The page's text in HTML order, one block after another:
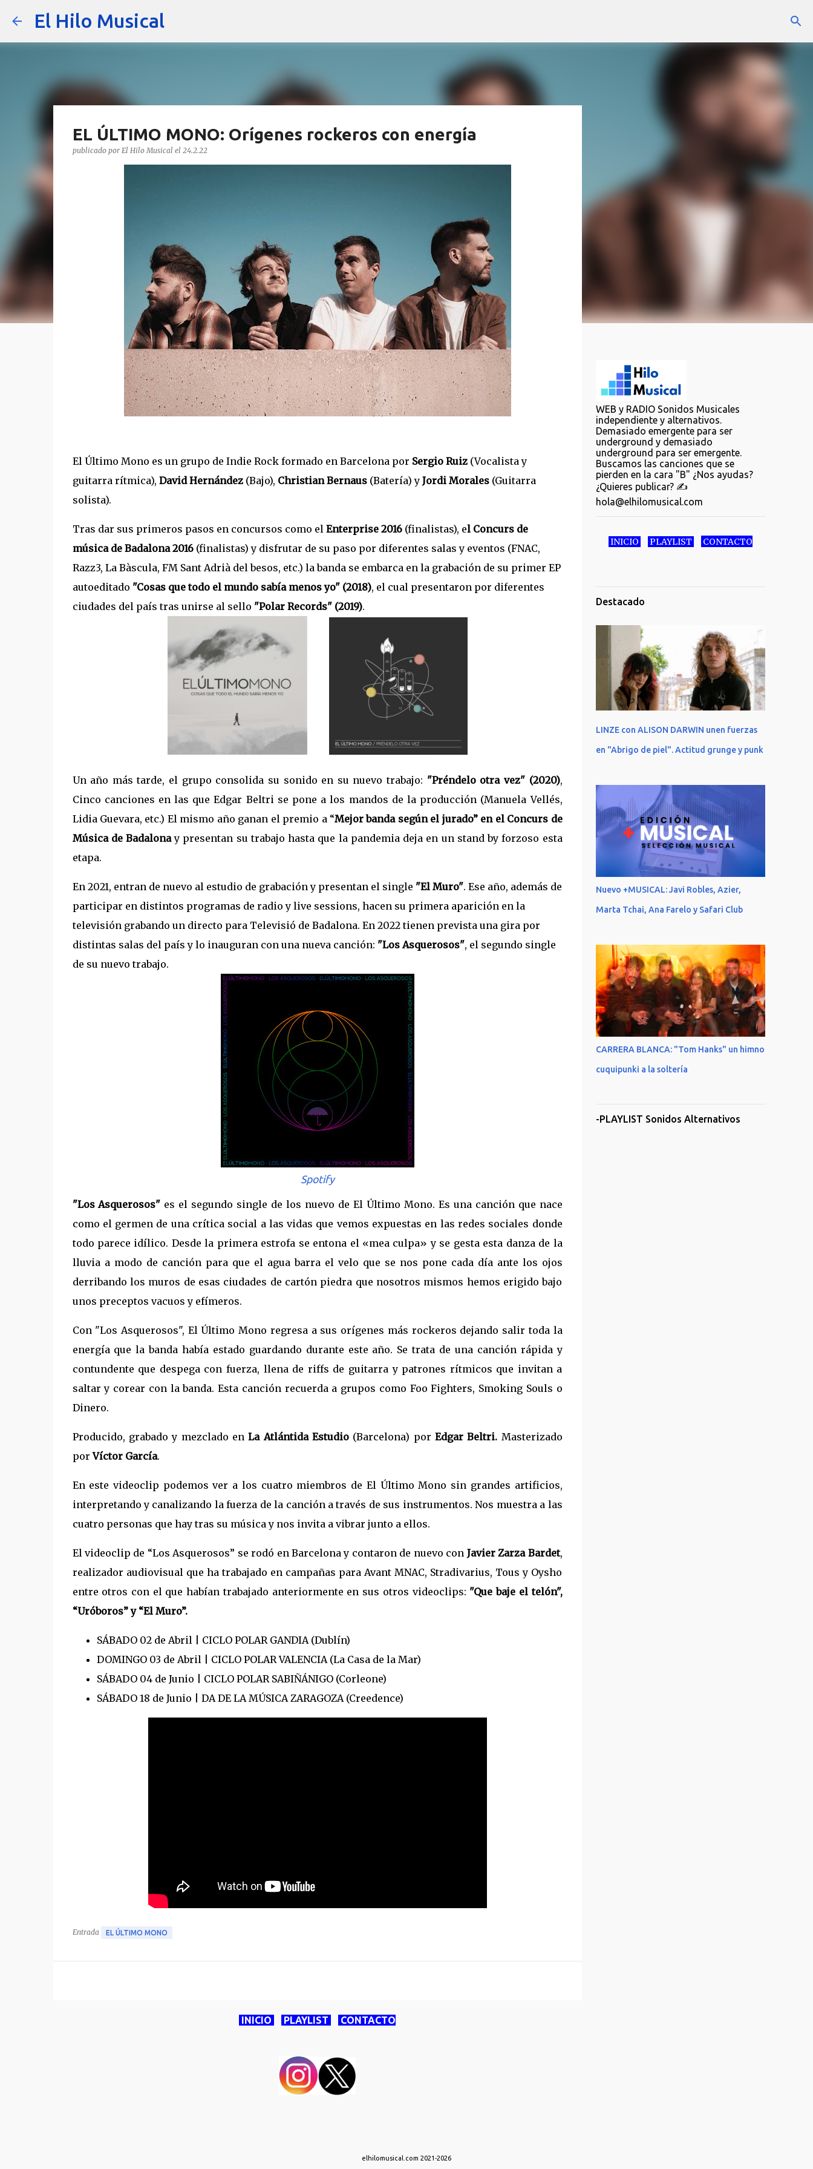
El Hilo Musical
EL ÚLTIMO MONO: Orígenes rockeros con energía
publicado por El Hilo Musical el 24.2.22
El Último Mono es un grupo de Indie Rock formado en Barcelona por Sergio Ruiz (Vocalista y
guitarra rítmica), David Hernández(Bajo), Christian Bernaus(Batería) y Jordi Morales(Guitarra
solista).
Tras dar sus primeros pasos en concursos como el Enterprise 2016(finalistas), el Concurs de
música de Badalona 2016(finalistas) y disfrutar de su paso por diferentes salas y eventos (FNAC,
Razz3, La Bàscula, FM Sant Adrià del besos, etc.) la banda se embarca en la grabación de su primer EP
autoeditado "Cosas que todo el mundo sabía menos yo" (2018), el cual presentaron por diferentes
ciudades del país tras unirse al sello "Polar Records" (2019).
Un año más tarde, el grupo consolida su sonido en su nuevo trabajo: "Préndelo otra vez" (2020),
Cinco canciones en las que Edgar Beltri se pone a los mandos de la producción (Manuela Vellés,
Lidia Guevara, etc.) El mismo año ganan el premio a “Mejor banda según el jurado” en el Concurs de
Música de Badalonay presentan su trabajo hasta que la pandemia deja en un stand by forzoso esta
etapa.
En 2021, entran de nuevo al estudio de grabación y presentan el single "El Muro". Ese año, además de
participar en distintos programas de radio y live sessions, hacen su primera aparición en la
televisión grabando un directo para Televisió de Badalona. En 2022 tienen prevista una gira por
distintas salas del país y lo inauguran con una nueva canción: "Los Asquerosos", el segundo single
de su nuevo trabajo.
Spotify
"Los Asquerosos" es el segundo single de los nuevo de El Último Mono. Es una canción que nace
como el germen de una crítica social a las vidas que vemos expuestas en las redes sociales donde
todo parece idílico. Desde la primera estrofa se entona el «mea culpa» y se gesta esta danza de la
lluvia a modo de canción para que el agua barra el velo que se nos pone cada día ante los ojos
derribando los muros de esas ciudades de cartón piedra que nosotros mismos hemos erigido bajo
unos preceptos vacuos y efímeros.
Con "Los Asquerosos", El Último Mono regresa a sus orígenes más rockeros dejando salir toda la
energía que la banda había estado guardando durante este año. Se trata de una canción rápida y
contundente que despega con fuerza, llena de riffs de guitarra y patrones rítmicos que invitan a
saltar y corear con la banda. Esta canción recuerda a grupos como Foo Fighters, Smoking Souls o
Dinero.
Producido, grabado y mezclado enLa Atlántida Estudio(Barcelona) por Edgar Beltri. Masterizado
porVíctor García.
En este videoclip podemos ver a los cuatro miembros de El Último Mono sin grandes artificios,
interpretando y canalizando la fuerza de la canción a través de sus instrumentos. Nos muestra a las
cuatro personas que hay tras su música y nos invita a vibrar junto a ellos.
El videoclip de “Los Asquerosos” se rodó en Barcelona y contaron de nuevo con Javier Zarza Bardet,
realizador audiovisual que ha trabajado en campañas para Avant MNAC, Stradivarius, Tous y Oysho
entre otros con el que habían trabajado anteriormente en sus otros videoclips: "Que baje el telón",
“Uróboros” y “El Muro”.
SÁBADO 02 de Abril | CICLO POLAR GANDIA (Dublín)
DOMINGO 03 de Abril | CICLO POLAR VALENCIA (La Casa de la Mar)
SÁBADO 04 de Junio | CICLO POLAR SABIÑÁNIGO (Corleone)
SÁBADO 18 de Junio | DA DE LA MÚSICA ZARAGOZA (Creedence)
Entrada EL ÚLTIMO MONO
INICIO PLAYLIST CONTACTO
WEB y RADIO Sonidos Musicales
independiente y alternativos.
Demasiado emergente para ser
underground y demasiado
underground para ser emergente.
Buscamos las canciones que se
pierden en la cara "B" ¿Nos ayudas?
¿Quieres publicar? ✍️
hola@elhilomusical.com
INICIO PLAYLIST CONTACTO
Destacado
LINZE con ALISON DARWIN unen fuerzas
en "Abrigo de piel". Actitud grunge y punk
Nuevo +MUSICAL: Javi Robles, Azier,
Marta Tchai, Ana Farelo y Safari Club
CARRERA BLANCA: "Tom Hanks" un himno
cuquipunki a la soltería
-PLAYLIST Sonidos Alternativos
elhilomusical.com 2021-2026